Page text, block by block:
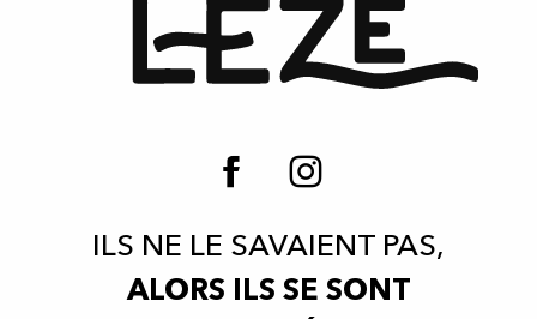
ILS NE LE SAVAIENT PAS,
ALORS ILS SE SONT